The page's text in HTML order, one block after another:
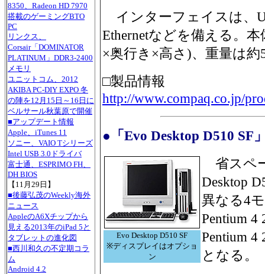
8350、Radeon HD 7970
搭載のゲーミングBTO
PC
リンクス、
Corsair「DOMINATOR
PLATINUM」DDR3-2400
メモリ
ユニットコム、2012
AKIBA PC-DIY EXPO 冬
の陣を12月15日～16日に
ベルサール秋葉原で開催
■アップデート情報
Apple、iTunes 11
ソニー、VAIO Tシリーズ
Intel USB 3.0ドライバ
富士通、ESPRIMO FH、
DH BIOS
【11月29日】
■後藤弘茂のWeekly海外
ニュース
AppleのA6Xチップから
見える2013年のiPad 5と
タブレットの進化図
■西川和久の不定期コラ
ム
Android 4.2
インターフェイスは、
Ethernetなどを備える。
×奥行き×高さ)、重量は約
□製品情報
http://www.compaq.co.jp/
●「Evo Desktop D510 SF
Evo Desktop D510 SF
※ディスプレイはオプショ
ン
省スペ
Desktop
異なる4
Pentium 4
Pentium 4
となる。